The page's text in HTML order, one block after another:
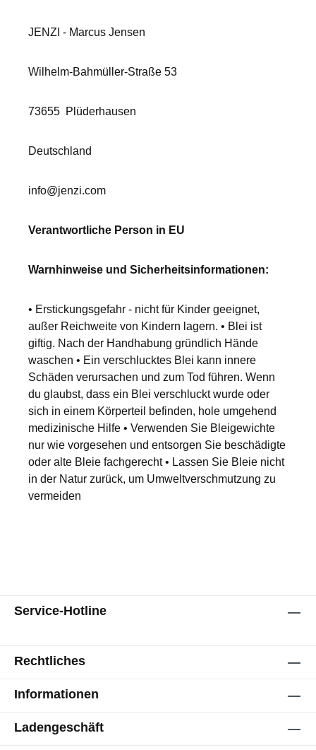
JENZI - Marcus Jensen
Wilhelm-Bahmüller-Straße 53
73655 Plüderhausen
Deutschland
info@jenzi.com
Verantwortliche Person in EU
Warnhinweise und Sicherheitsinformationen:
• Erstickungsgefahr - nicht für Kinder geeignet,
außer Reichweite von Kindern lagern. • Blei ist
giftig. Nach der Handhabung gründlich Hände
waschen • Ein verschlucktes Blei kann innere
Schäden verursachen und zum Tod führen. Wenn
du glaubst, dass ein Blei verschluckt wurde oder
sich in einem Körperteil befinden, hole umgehend
medizinische Hilfe • Verwenden Sie Bleigewichte
nur wie vorgesehen und entsorgen Sie beschädigte
oder alte Bleie fachgerecht • Lassen Sie Bleie nicht
in der Natur zurück, um Umweltverschmutzung zu
vermeiden
Service-Hotline
Rechtliches
Informationen
Ladengeschäft